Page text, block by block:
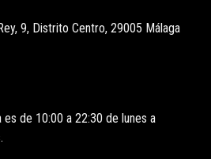
9, Distrito Centro, 29005 Málaga
de 10:00 a 22:30 de lunes a